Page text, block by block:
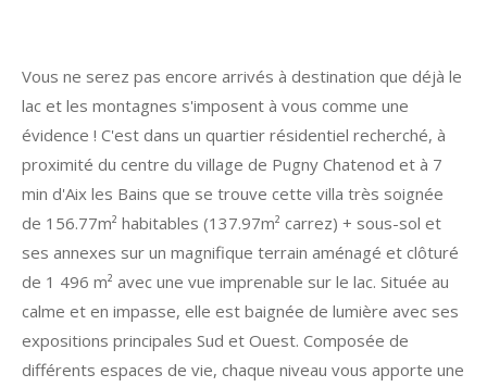
Vous ne serez pas encore arrivés à destination que déjà le
lac et les montagnes s'imposent à vous comme une
évidence ! C'est dans un quartier résidentiel recherché, à
proximité du centre du village de Pugny Chatenod et à 7
min d'Aix les Bains que se trouve cette villa très soignée
de 156.77m² habitables (137.97m² carrez) + sous-sol et
ses annexes sur un magnifique terrain aménagé et clôturé
de 1 496 m² avec une vue imprenable sur le lac. Située au
calme et en impasse, elle est baignée de lumière avec ses
expositions principales Sud et Ouest. Composée de
différents espaces de vie, chaque niveau vous apporte une